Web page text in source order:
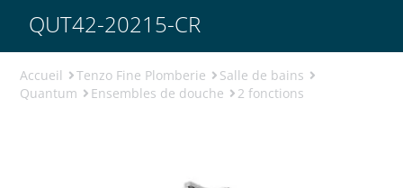
QUT42-20215-CR
Accueil Tenzo Fine Plomberie
Salle de bains
Quantum
Ensembles de douche 2 fonctions